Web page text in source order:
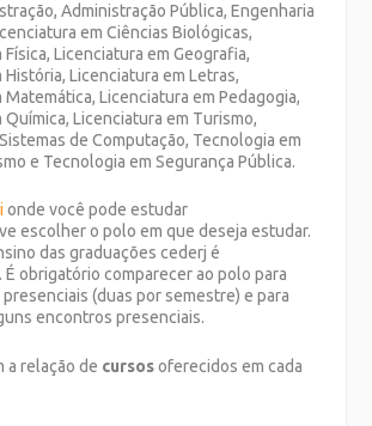
Administração Pública, Engenharia
em Ciências Biológicas,
Licenciatura em Geografia,
História, Licenciatura em Letras,
Matemática, Licenciatura em Pedagogia,
Química, Licenciatura em Turismo,
de Computação, Tecnologia em
e Tecnologia em Segurança Pública.
onde você pode estudar
escolher o polo em que deseja estudar.
das graduações cederj é
obrigatório comparecer ao polo para
(duas por semestre) e para
encontros presenciais.
a relação de cursosoferecidos em cada